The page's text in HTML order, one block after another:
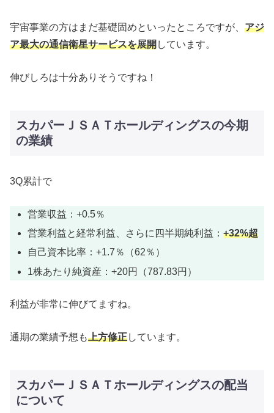
宇宙事業の方はまだ基礎固めといったところですが、 アジ
ア最大の通信衛星サービスを展開しています。
伸びしろは十分ありそうですね！
スカパーＪＳＡＴホールディングスの今期
の業績
3Q累計で
営業収益：+0.5％
営業利益と経常利益、さらに四半期純利益：+32%超
自己資本比率：+1.7％（62％）
1株あたり純資産：+20円（787.83円）
利益が非常に伸びてますね。
通期の業績予想も上方修正しています。
スカパーＪＳＡＴホールディングスの配当
について